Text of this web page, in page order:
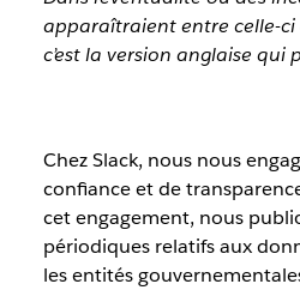
apparaîtraient entre celle-ci
c’est la version anglaise qui
Chez Slack, nous nous
confiance et de
cet engagement, nous
périodiques relatifs aux
les entités